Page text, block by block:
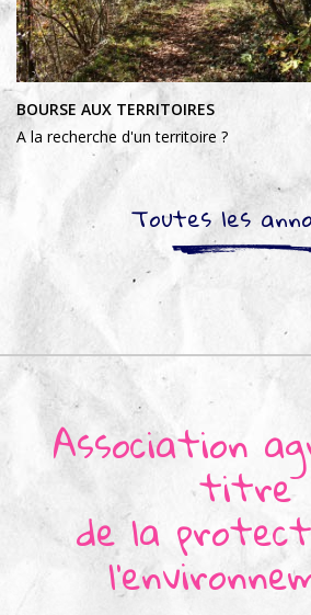
BOURSE AUX TERRITOIRES
A la recherche d'un territoire ?
Toutes les
Association
titre
de la